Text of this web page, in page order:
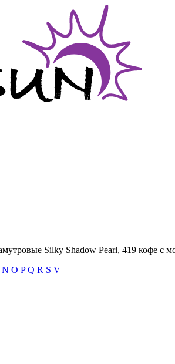
Silky Shadow Pearl, 419 кофе с
N O P Q R S V